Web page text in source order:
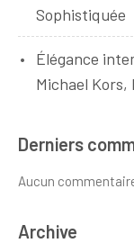
Sophistiquée
Élégance
Michael Kors,
Derniers
Aucun
Archive